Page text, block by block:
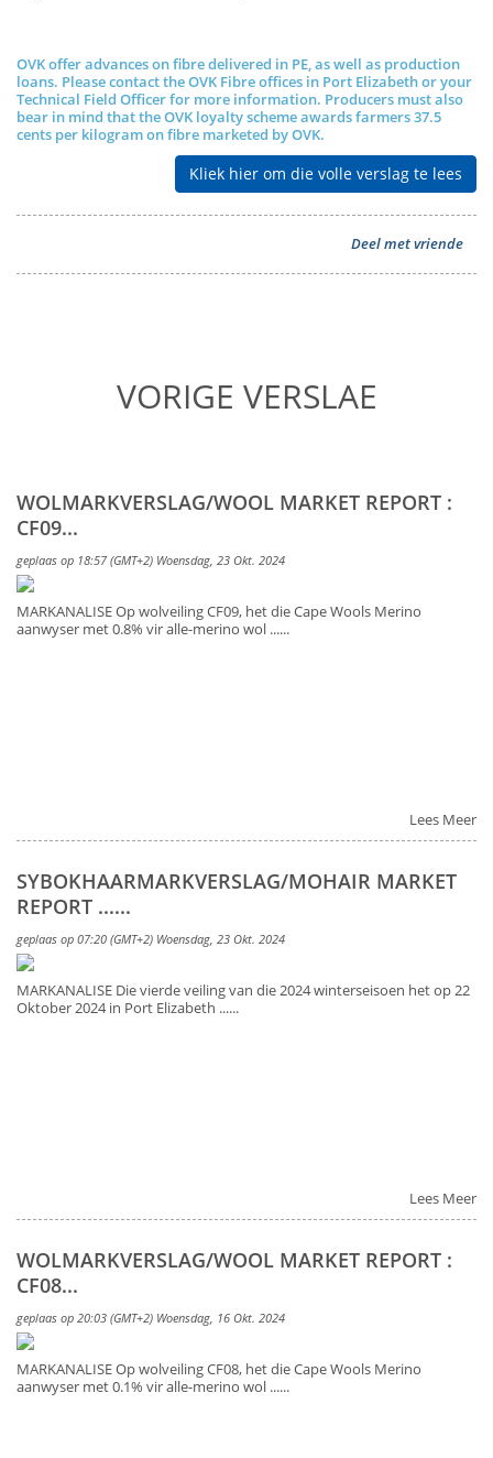
OVK offer advances on fibre delivered in PE, as well as production
loans. Please contact the OVK Fibre offices in Port Elizabeth or your
Technical Field Officer for more information. Producers must also
bear in mind that the OVK loyalty scheme awards farmers 37.5
cents per kilogram on fibre marketed by OVK.
Kliek hier om die volle verslag te lees
Deel met vriende
VORIGE VERSLAE
WOLMARKVERSLAG/WOOL MARKET REPORT :
CF09...
geplaas op 18:57 (GMT+2) Woensdag, 23 Okt. 2024
MARKANALISE Op wolveiling CF09, het die Cape Wools Merino
aanwyser met 0.8% vir alle-merino wol ......
Lees Meer
SYBOKHAARMARKVERSLAG/MOHAIR MARKET
REPORT ......
geplaas op 07:20 (GMT+2) Woensdag, 23 Okt. 2024
MARKANALISE Die vierde veiling van die 2024 winterseisoen het op 22
Oktober 2024 in Port Elizabeth ......
Lees Meer
WOLMARKVERSLAG/WOOL MARKET REPORT :
CF08...
geplaas op 20:03 (GMT+2) Woensdag, 16 Okt. 2024
MARKANALISE Op wolveiling CF08, het die Cape Wools Merino
aanwyser met 0.1% vir alle-merino wol ......